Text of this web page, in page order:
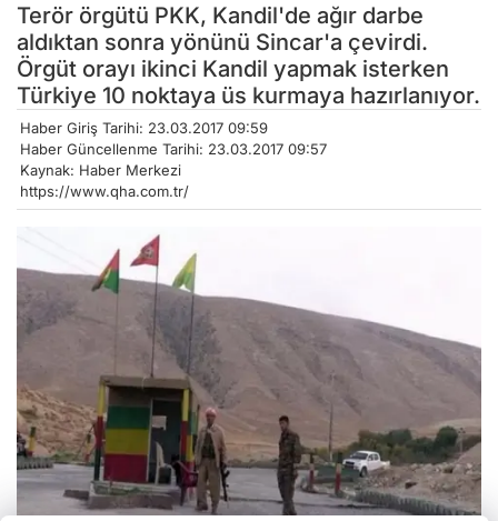
Terör örgütü PKK, Kandil'de ağır darbe
aldıktan sonra yönünü Sincar'a çevirdi.
Örgüt orayı ikinci Kandil yapmak isterken
Türkiye 10 noktaya üs kurmaya hazırlanıyor.
Haber Giriş Tarihi: 23.03.2017 09:59
Haber Güncellenme Tarihi: 23.03.2017 09:57
Kaynak: Haber Merkezi
https://www.qha.com.tr/